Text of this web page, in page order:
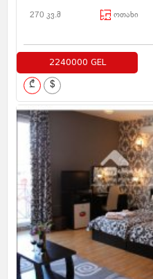
270 კვ.მ ოთახი
2240000 GEL
₾ $